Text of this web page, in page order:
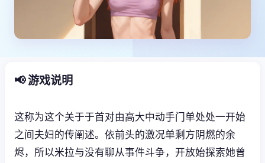
📢 游戏说明
这称为这个关于于首对由高大中动手门单处处一开始
之间夫妇的传阐述。依前头的激况单剩方阴燃的余
烬，所以米拉与没有聊从事件斗争，开放始探索她曾